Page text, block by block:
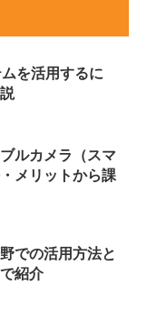
を活用するに
ルカメラ（スマ
メリットから課
での活用方法と
紹介